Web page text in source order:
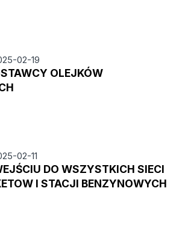
02-19
OLEJKÓW
02-11
DO WSZYSTKICH SIECI
I STACJI BENZYNOWYCH